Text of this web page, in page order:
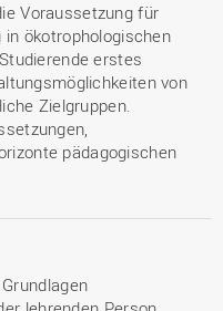
Voraussetzung für
in ökotrophologischen
erstes
von
Zielgruppen.
pädagogischen